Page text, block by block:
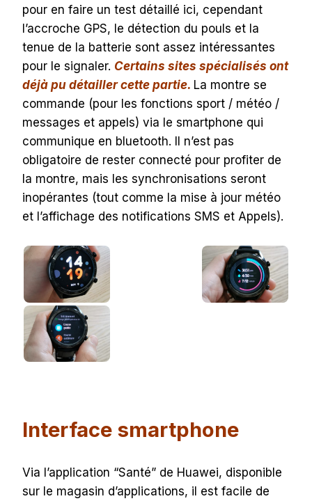
pour en faire un test détaillé ici, cependant
l’accroche GPS, le détection du pouls et la
tenue de la batterie sont assez intéressantes
pour le signaler. Certains sites spécialisés ont
déjà pu détailler cette partie. La montre se
commande (pour les fonctions sport / météo /
messages et appels) via le smartphone qui
communique en bluetooth. Il n’est pas
obligatoire de rester connecté pour profiter de
la montre, mais les synchronisations seront
inopérantes (tout comme la mise à jour météo
et l’affichage des notifications SMS et Appels).
Interface smartphone
Via l’application “Santé” de Huawei, disponible
sur le magasin d’applications, il est facile de